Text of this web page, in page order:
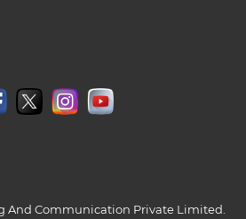
And Communication Private Limited.